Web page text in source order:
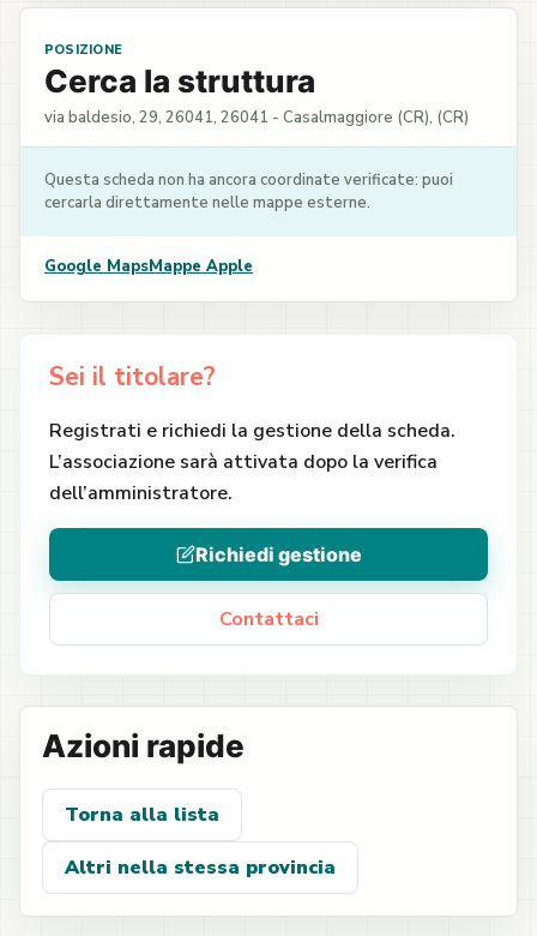
POSIZIONE
Cerca la struttura
via baldesio, 29, 26041, 26041 - Casalmaggiore (CR), (CR)
Questa scheda non ha ancora coordinate verificate: puoi
cercarla direttamente nelle mappe esterne.
Google MapsMappe Apple
Sei il titolare?
Registrati e richiedi la gestione della scheda.
L’associazione sarà attivata dopo la verifica
dell’amministratore.
Richiedi gestione
Contattaci
Azioni rapide
Torna alla lista
Altri nella stessa provincia